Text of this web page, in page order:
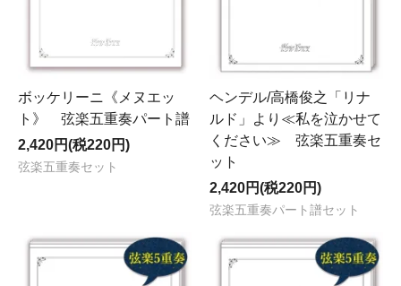
ボッケリーニ《メヌエッ
ト》 弦楽五重奏パート譜
2,420円(税220円)
弦楽五重奏セット
ヘンデル/高橋俊之「リナ
ルド」より≪私を泣かせて
ください≫ 弦楽五重奏セ
ット
2,420円(税220円)
弦楽五重奏パート譜セット